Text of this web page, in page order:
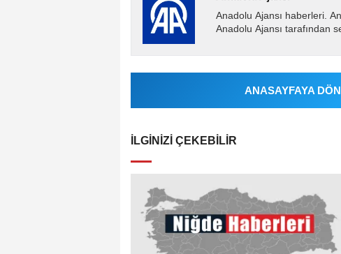
Anadolu Ajansı haberleri.
Anadolu Ajansı tarafından
ANASAYFAYA
İLGINIZI ÇEKEBILIR